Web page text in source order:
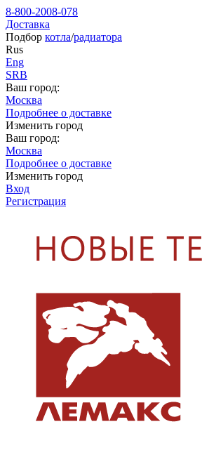
8-800-2008-078
Доставка
Подбор котла/радиатора
Rus
Eng
SRB
Ваш город:
Москва
Подробнее о доставке
Изменить город
Ваш город:
Москва
Подробнее о доставке
Изменить город
Вход
Регистрация